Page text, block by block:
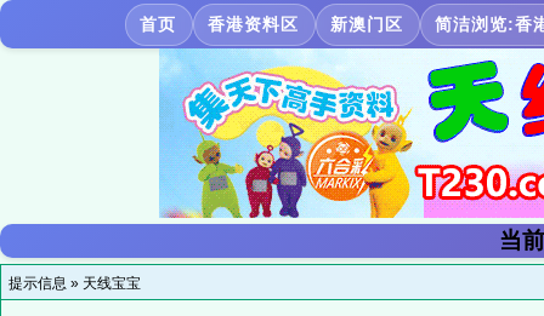
首页 香港资料区 新澳门区 简洁浏览:香
当
提示信息 » 天线宝宝